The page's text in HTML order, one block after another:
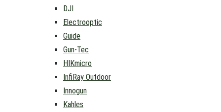
DJI
Electrooptic
Guide
Gun-Tec
HIKmicro
InfiRay Outdoor
Innogun
Kahles